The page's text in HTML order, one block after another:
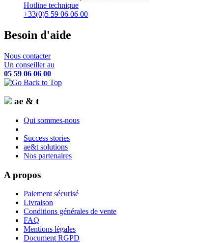
Hotline technique
+33(0)5 59 06 06 00
Besoin d'aide
Nous contacter
Un conseiller au
05 59 06 06 00
ae & t
Qui sommes-nous
Success stories
ae&t solutions
Nos partenaires
A propos
Paiement sécurisé
Livraison
Conditions générales de vente
FAQ
Mentions légales
Document RGPD